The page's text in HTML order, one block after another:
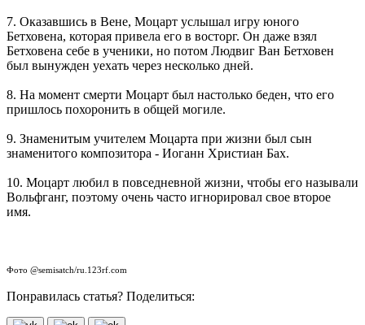
7. Оказавшись в Вене, Моцарт услышал игру юного
Бетховена, которая привела его в восторг. Он даже взял
Бетховена себе в ученики, но потом Людвиг Ван Бетховен
был вынужден уехать через несколько дней.
8. На момент смерти Моцарт был настолько беден, что его
пришлось похоронить в общей могиле.
9. Знаменитым учителем Моцарта при жизни был сын
знаменитого композитора - Иоганн Христиан Бах.
10. Моцарт любил в повседневной жизни, чтобы его называли
Вольфганг, поэтому очень часто игнорировал свое второе
имя.
Фото @semisatch/ru.123rf.com
Понравилась статья? Поделиться: